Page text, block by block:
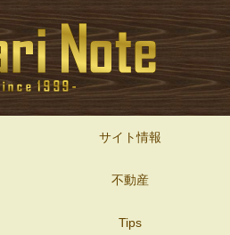
サイト情報
不動産
Tips